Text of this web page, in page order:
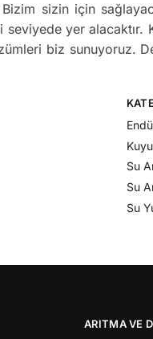
sizin için
seviyede yer alacaktır.
biz sunuyoruz.
Su
Su
Su
ARITMA VE